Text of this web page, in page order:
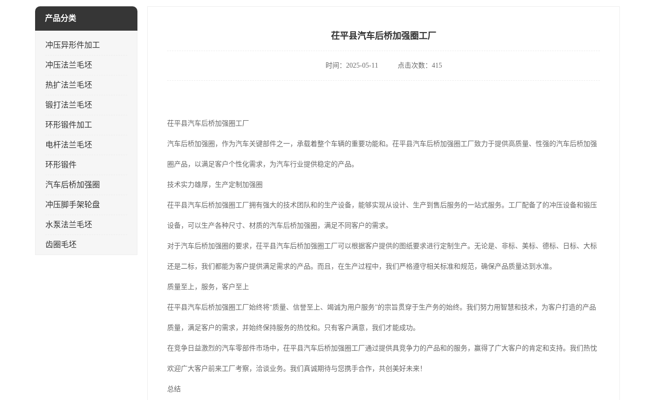
产品分类
冲压异形件加工
冲压法兰毛坯
热扩法兰毛坯
锻打法兰毛坯
环形锻件加工
电杆法兰毛坯
环形锻件
汽车后桥加强圈
冲压脚手架轮盘
水泵法兰毛坯
齿圈毛坯
茌平县汽车后桥加强圈工厂
时间：2025-05-11 点击次数：415
茌平县汽车后桥加强圈工厂
汽车后桥加强圈，作为汽车关键部件之一，承载着整个车辆的重要功能和。茌平县汽车后桥加强圈工厂致力于提供高质量、性强的汽车后桥加强
圈产品，以满足客户个性化需求，为汽车行业提供稳定的产品。
技术实力雄厚，生产定制加强圈
茌平县汽车后桥加强圈工厂拥有强大的技术团队和的生产设备，能够实现从设计、生产到售后服务的一站式服务。工厂配备了的冲压设备和锻压
设备，可以生产各种尺寸、材质的汽车后桥加强圈，满足不同客户的需求。
对于汽车后桥加强圈的要求，茌平县汽车后桥加强圈工厂可以根据客户提供的图纸要求进行定制生产。无论是、非标、美标、德标、日标、大标
还是二标，我们都能为客户提供满足需求的产品。而且，在生产过程中，我们严格遵守相关标准和规范，确保产品质量达到水准。
质量至上，服务，客户至上
茌平县汽车后桥加强圈工厂始终将“质量、信誉至上、竭诚为用户服务”的宗旨贯穿于生产务的始终。我们努力用智慧和技术，为客户打造的产品
质量，满足客户的需求，并始终保持服务的热忱和。只有客户满意，我们才能成功。
在竞争日益激烈的汽车零部件市场中，茌平县汽车后桥加强圈工厂通过提供具竞争力的产品和的服务，赢得了广大客户的肯定和支持。我们热忱
欢迎广大客户前来工厂考察，洽谈业务。我们真诚期待与您携手合作，共创美好未来！
总结